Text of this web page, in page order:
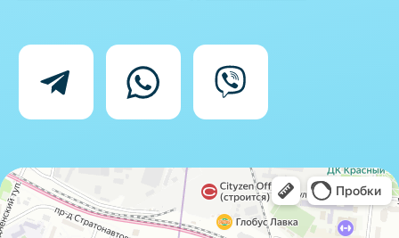
Согласие на обработку персональных
данных
IceIceMarket © 2025